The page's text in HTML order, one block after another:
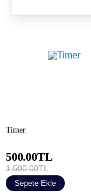
Timer
500.00TL
1,500.00TL
Sepete Ekle